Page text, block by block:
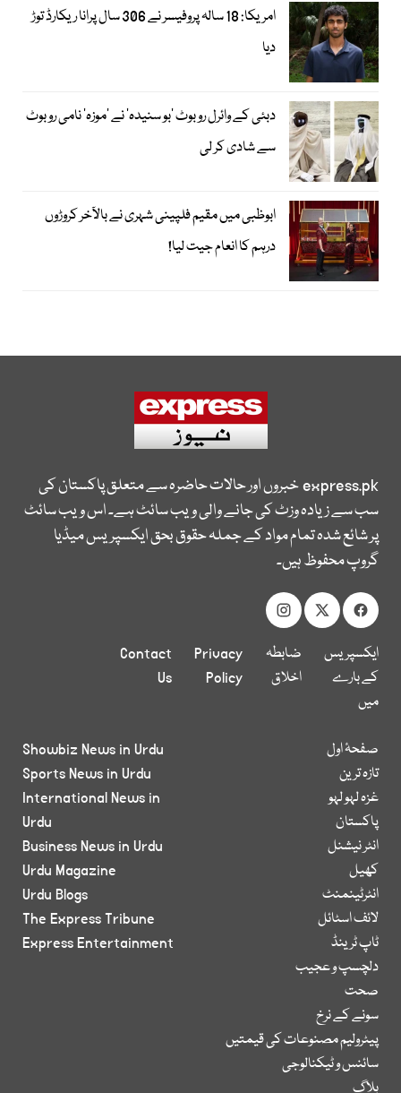
امریکا: 18 سالہ پروفیسر نے 306 سال پرانا ریکارڈ توڑ
دیا
دبئی کے وائرل روبوٹ ’بو سنیدہ‘ نے ’موزہ‘ نامی روبوٹ
سے شادی کر لی
ابوظبی میں مقیم فلپینی شہری نے بالآخر کروڑوں
درہم کا انعام جیت لیا!
express.pkخبروں اور حالات حاضرہ سے متعلق پاکستان کی
سب سے زیادہ وزٹ کی جانے والی ویب سائٹ ہے۔ اس ویب سائٹ
پر شائع شدہ تمام مواد کے جملہ حقوق بحق ایکسپریس میڈیا
گروپ محفوظ ہیں۔
ایکسپریس
کے بارے
میں
ضابطہ
اخلاق
Privacy
Policy
Contact
Us
صفحۂ اول
تازہ ترین
غزہ لہو لہو
پاکستان
انٹر نیشنل
کھیل
انٹرٹینمنٹ
لائف اسٹائل
ٹاپ ٹرینڈ
دلچسپ و عجیب
صحت
سونے کے نرخ
پیٹرولیم مصنوعات کی قیمتیں
سائنس و ٹیکنالوجی
Showbiz News in Urdu
Sports News in Urdu
International News in
Urdu
Business News in Urdu
Urdu Magazine
Urdu Blogs
The Express Tribune
Express Entertainment